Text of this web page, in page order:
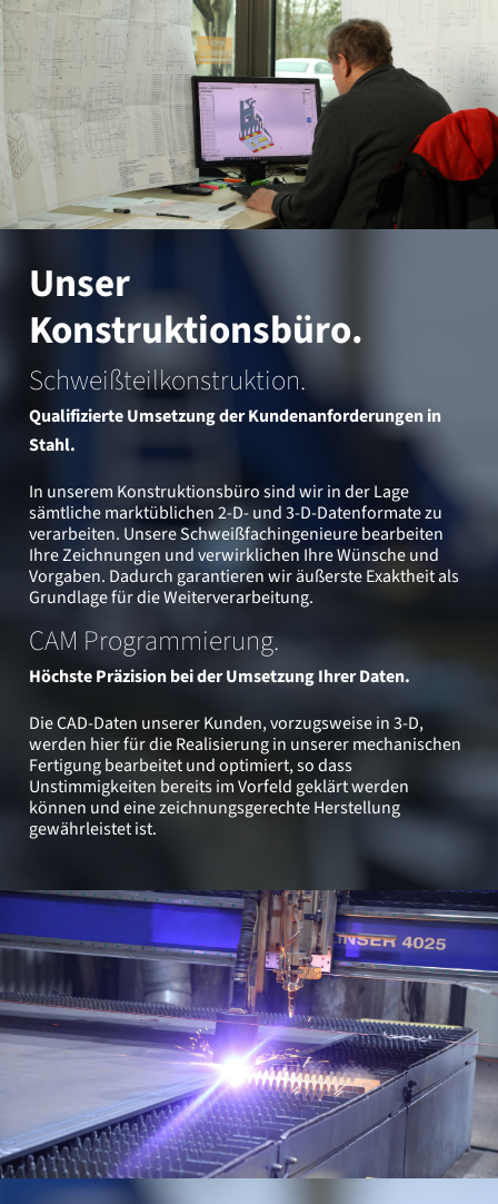
Unser
Konstruktionsbüro.
Schweißteilkonstruktion.
Qualifizierte Umsetzung der Kundenanforderungen in
Stahl.
In unserem Konstruktionsbüro sind wir in der Lage
sämtliche marktüblichen 2-D- und 3-D-Datenformate zu
verarbeiten. Unsere Schweißfachingenieure bearbeiten
Ihre Zeichnungen und verwirklichen Ihre Wünsche und
Vorgaben. Dadurch garantieren wir äußerste Exaktheit als
Grundlage für die Weiterverarbeitung.
CAM Programmierung.
Höchste Präzision bei der Umsetzung Ihrer Daten.
Die CAD-Daten unserer Kunden, vorzugsweise in 3-D,
werden hier für die Realisierung in unserer mechanischen
Fertigung bearbeitet und optimiert, so dass
Unstimmigkeiten bereits im Vorfeld geklärt werden
können und eine zeichnungsgerechte Herstellung
gewährleistet ist.